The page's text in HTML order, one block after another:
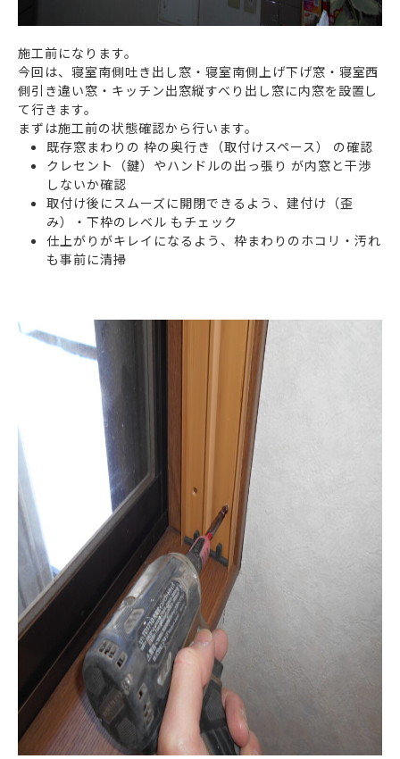
施工前になります。
今回は、寝室南側吐き出し窓・寝室南側上げ下げ窓・寝室西
側引き違い窓・キッチン出窓縦すべり出し窓に内窓を設置し
て行きます。
まずは施工前の状態確認から行います。
既存窓まわりの 枠の奥行き（取付けスペース） の確認
クレセント（鍵）やハンドルの出っ張り が内窓と干渉
しないか確認
取付け後にスムーズに開閉できるよう、建付け（歪
み）・下枠のレベル もチェック
仕上がりがキレイになるよう、枠まわりのホコリ・汚れ
も事前に清掃